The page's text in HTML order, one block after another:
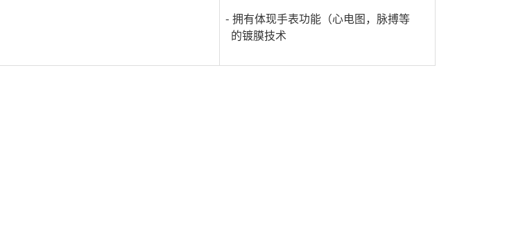
- 拥有体现手表功能（心电图，脉搏等
的镀膜技术